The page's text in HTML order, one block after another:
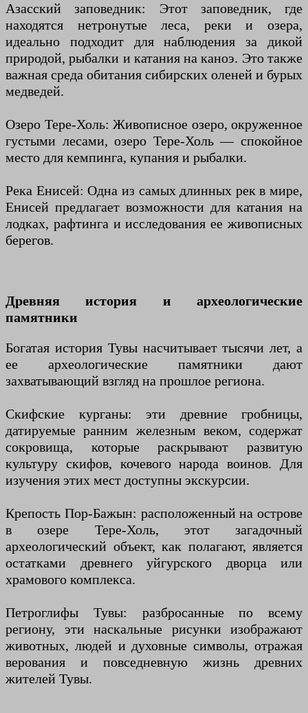
Азасский заповедник: Этот заповедник, где
находятся нетронутые леса, реки и озера,
идеально подходит для наблюдения за дикой
природой, рыбалки и катания на каноэ. Это также
важная среда обитания сибирских оленей и бурых
медведей.
Озеро Тере-Холь: Живописное озеро, окруженное
густыми лесами, озеро Тере-Холь — спокойное
место для кемпинга, купания и рыбалки.
Река Енисей: Одна из самых длинных рек в мире,
Енисей предлагает возможности для катания на
лодках, рафтинга и исследования ее живописных
берегов.
Древняя история и археологические
памятники
Богатая история Тувы насчитывает тысячи лет, а
ее археологические памятники дают
захватывающий взгляд на прошлое региона.
Скифские курганы: эти древние гробницы,
датируемые ранним железным веком, содержат
сокровища, которые раскрывают развитую
культуру скифов, кочевого народа воинов. Для
изучения этих мест доступны экскурсии.
Крепость Пор-Бажын: расположенный на острове
в озере Тере-Холь, этот загадочный
археологический объект, как полагают, является
остатками древнего уйгурского дворца или
храмового комплекса.
Петроглифы Тувы: разбросанные по всему
региону, эти наскальные рисунки изображают
животных, людей и духовные символы, отражая
верования и повседневную жизнь древних
жителей Тувы.